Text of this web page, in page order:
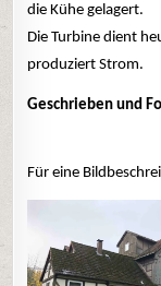
die Kühe gelagert.
Die Turbine dient
produziert Strom.
Geschrieben und
Für eine